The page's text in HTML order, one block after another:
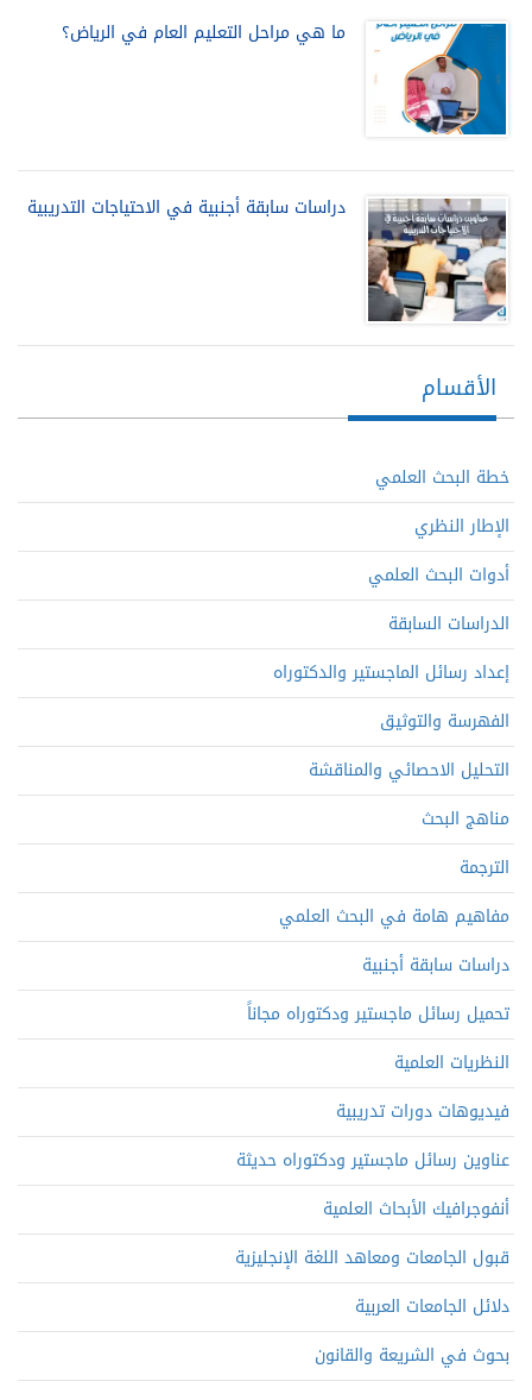
ما هي مراحل التعليم العام في الرياض؟
دراسات سابقة أجنبية في الاحتياجات التدريبية
الأقسام
خطة البحث العلمي
الإطار النظري
أدوات البحث العلمي
الدراسات السابقة
إعداد رسائل الماجستير والدكتوراه
الفهرسة والتوثيق
التحليل الاحصائي والمناقشة
مناهج البحث
الترجمة
مفاهيم هامة في البحث العلمي
دراسات سابقة أجنبية
تحميل رسائل ماجستير ودكتوراه مجاناً
النظريات العلمية
فيديوهات دورات تدريبية
عناوين رسائل ماجستير ودكتوراه حديثة
أنفوجرافيك الأبحاث العلمية
قبول الجامعات ومعاهد اللغة الإنجليزية
دلائل الجامعات العربية
بحوث في الشريعة والقانون